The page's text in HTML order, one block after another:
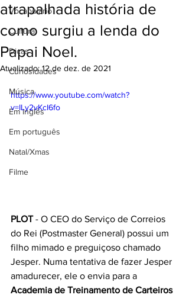
Vocabulário
Cultura
Dicas
Curiosidades
Música
Em inglês
Em português
Natal/Xmas
Filme
atrapalhada história de
como surgiu a lenda do
Papai Noel.
Atualizado:12 de dez. de 2021
https://www.youtube.com/watch?
v=ILy2vKcI6fo
PLOT - O CEO do Serviço de Correios
do Rei (Postmaster General) possui um
filho mimado e preguiçoso chamado
Jesper. Numa tentativa de fazer Jesper
amadurecer, ele o envia para a
Academia de Treinamento de Carteiros